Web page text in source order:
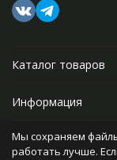
Каталог товаров
Информация
Прочее
Мы сохраняем
работать лучше.